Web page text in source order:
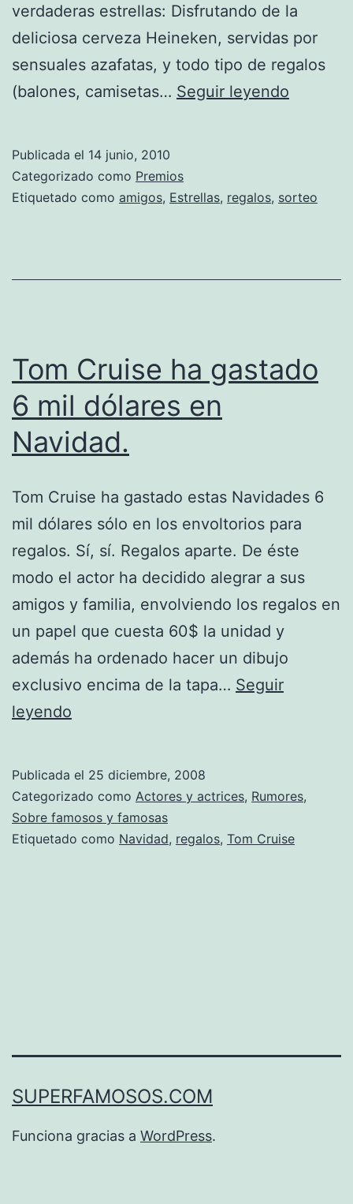
verdaderas estrellas: Disfrutando de la
deliciosa cerveza Heineken, servidas por
sensuales azafatas, y todo tipo de regalos
(balones, camisetas… Seguir leyendo
por
Publicada el 14 junio, 2010
Categorizado como Premios
Etiquetado como amigos, Estrellas, regalos, sorteo
Tom Cruise ha gastado
6 mil dólares en
Navidad.
Tom Cruise ha gastado estas Navidades 6
mil dólares sólo en los envoltorios para
regalos. Sí, sí. Regalos aparte. De éste
modo el actor ha decidido alegrar a sus
amigos y familia, envolviendo los regalos en
un papel que cuesta 60$ la unidad y
además ha ordenado hacer un dibujo
exclusivo encima de la tapa… Seguir
leyendo
gastado
6
mil
Publicada el 25 diciembre, 2008
Categorizado como Actores y actrices, Rumores,
Sobre famosos y famosas
Etiquetado como Navidad, regalos, Tom Cruise
SUPERFAMOSOS.COM
Funciona gracias a WordPress.